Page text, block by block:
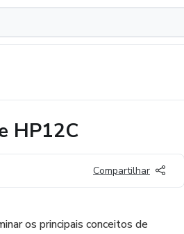
HP12C
Compartilhar
os principais conceitos de